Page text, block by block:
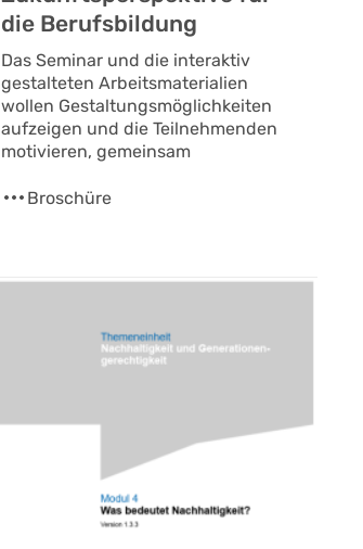
die Berufsbildung
Das Seminar und die interaktiv
gestalteten Arbeitsmaterialien
wollen Gestaltungsmöglichkeiten
aufzeigen und die Teilnehmenden
motivieren, gemeinsam
Broschüre